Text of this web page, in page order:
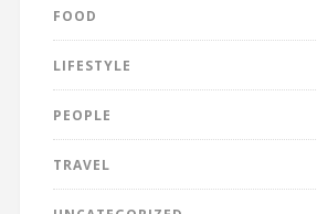
FOOD
LIFESTYLE
PEOPLE
TRAVEL